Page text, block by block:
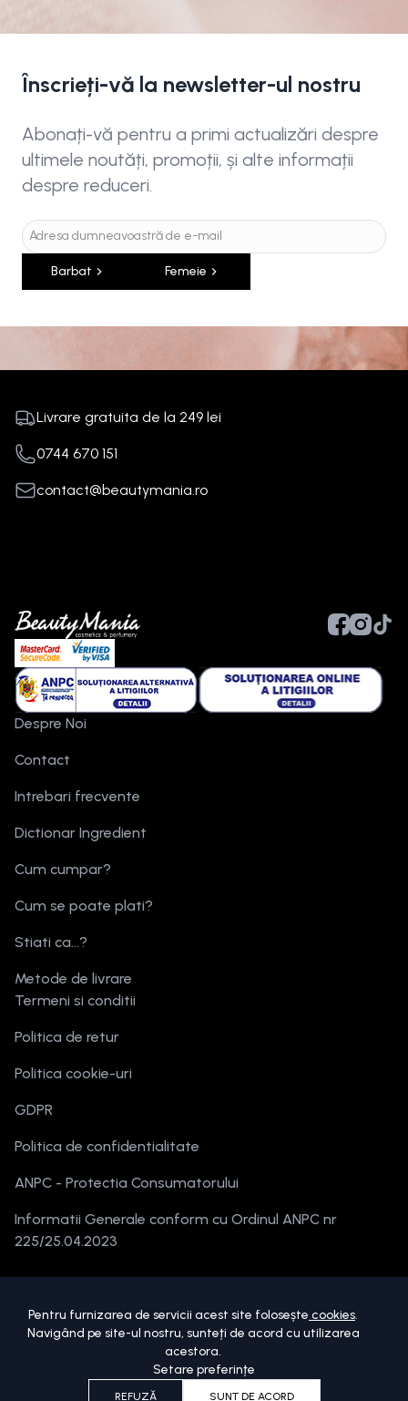
Înscrieți-vă la newsletter-ul nostru
Abonați-vă pentru a primi actualizări despre
ultimele noutăți, promoții, și alte informații
despre reduceri.
Barbat Femeie
Livrare gratuita de la 249 lei
0744 670 151
contact@beautymania.ro
Despre Noi
Contact
Intrebari frecvente
Dictionar Ingredient
Cum cumpar?
Cum se poate plati?
Stiati ca...?
Metode de livrare
Termeni si conditii
Politica de retur
Politica cookie-uri
GDPR
Politica de confidentialitate
ANPC - Protectia Consumatorului
Informatii Generale conform cu Ordinul ANPC nr
225/25.04.2023
beautymania.ro.
Toate drepturile sunt rezervate.
Pentru furnizarea de servicii acest site folosește cookies.
Navigând pe site-ul nostru, sunteți de acord cu utilizarea
acestora.
Setare preferințe
REFUZĂ SUNT DE ACORD